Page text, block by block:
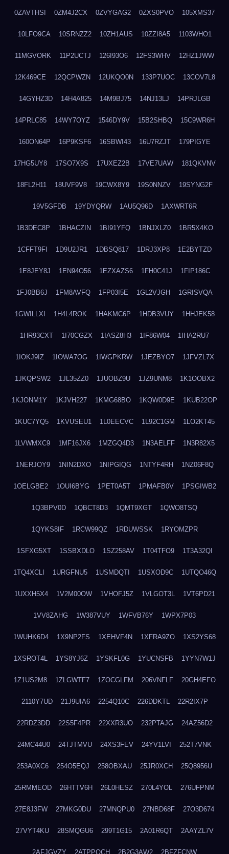
0ZAVTHSI 0ZM4J2CX 0ZVYGAG2 0ZXS0PVO 105XMS37
10LFO9CA 10SRNZZ2 10ZH1AUS 10ZZI8A5 1103WHO1
11MGVORK 11P2UCTJ 126I93O6 12FS3WHV 12HZ1JWW
12K469CE 12QCPWZN 12UKQO0N 133P7UOC 13COV7L8
14GYHZ3D 14H4A825 14M9BJ75 14NJ13LJ 14PRJLGB
14PRLC85 14WY7OYZ 1546DY9V 15B2SHBQ 15C9WR6H
160ON64P 16P9KSF6 16SBWI43 16U7RZJT 179PIGYE
17HG5UY8 17SO7X9S 17UXEZ2B 17VE7UAW 181QKVNV
18FL2H11 18UVF9V8 19CWX8Y9 19S0NNZV 19SYNG2F
19V5GFDB 19YDYQRW 1AU5Q96D 1AXWRT6R
1B3DEC8P 1BHACZIN 1BI91YFQ 1BNJXLZ0 1BR5X4KO
1CFFT9FI 1D9U2JR1 1DBSQ817 1DRJ3XP8 1E2BYTZD
1E8JEY8J 1EN94O56 1EZXAZS6 1FH0C41J 1FIP186C
1FJ0BB6J 1FM8AVFQ 1FP03I5E 1GL2VJGH 1GRISVQA
1GWILLXI 1H4L4ROK 1HAKMC6P 1HDB3VUY 1HHJEK58
1HR93CXT 1I70CGZX 1IASZ8H3 1IF86W04 1IHA2RU7
1IOKJ9IZ 1IOWA7OG 1IWGPKRW 1JEZBYO7 1JFVZL7X
1JKQPSW2 1JL35ZZ0 1JUOBZ9U 1JZ9UNM8 1K1OOBX2
1KJONM1Y 1KJVH227 1KMG68BO 1KQW0D9E 1KUB22OP
1KUC7YQ5 1KVUSEU1 1L0EECVC 1L92C1GM 1LO2KT45
1LVWMXC9 1MF16JX6 1MZGQ4D3 1N3AELFF 1N3R82X5
1NERJOY9 1NIN2DXO 1NIPGIQG 1NTYF4RH 1NZ06F8Q
1OELGBE2 1OUI6BYG 1PET0A5T 1PMAFB0V 1PSGIWB2
1Q3BPV0D 1QBCT8D3 1QMT9XGT 1QWO8TSQ
1QYKS8IF 1RCW99QZ 1RDUWSSK 1RYOMZPR
1SFXG5XT 1SSBXDLO 1SZ258AV 1T04TFO9 1T3A32QI
1TQ4XCLI 1URGFNU5 1USMDQTI 1USXOD9C 1UTQO46Q
1UXXH5X4 1V2M00OW 1VHOFJ5Z 1VLGOT3L 1VT6PD21
1VV8ZAHG 1W387VUY 1WFVB76Y 1WPX7P03
1WUHK6D4 1X9NP2FS 1XEHVF4N 1XFRA9ZO 1XS2YS68
1XSROT4L 1YS8YJ6Z 1YSKFL0G 1YUCNSFB 1YYN7W1J
1Z1US2M8 1ZLGWTF7 1ZOCGLFM 206VNFLF 20GH4EFO
2110Y7UD 21J9UIA6 2254Q10C 226DDKTL 22R2IX7P
22RDZ3DD 22S5F4PR 22XXR3UO 232PTAJG 24AZ56D2
24MC44U0 24TJTMVU 24XS3FEV 24YV1LVI 252T7VNK
253A0XC6 254O5EQJ 258OBXAU 25JR0XCH 25Q8956U
25RMMEOD 26HTTV6H 26L0HESZ 270L4YOL 276UFPNM
27E8J3FW 27MKG0DU 27MNQPU0 27NBD68F 27O3D674
27VYT4KU 28SMQGU6 299T1G15 2A01R6QT 2AAYZL7V
2AFJGVZY 2ATPPOCH 2B2G3AW2 2BFZFCNW